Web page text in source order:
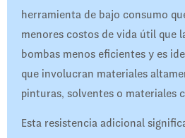
herramienta de bajo consumo
menores costos de vida útil que
bombas menos eficientes y es
que involucran materiales
pinturas, solventes o materiales
Esta resistencia adicional